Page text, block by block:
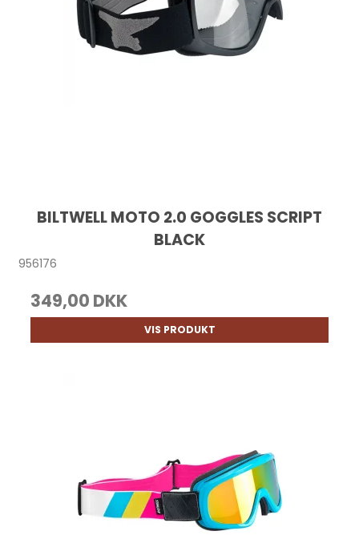
BILTWELL MOTO 2.0 GOGGLES SCRIPT
BLACK
956176
349,00 DKK
VIS PRODUKT